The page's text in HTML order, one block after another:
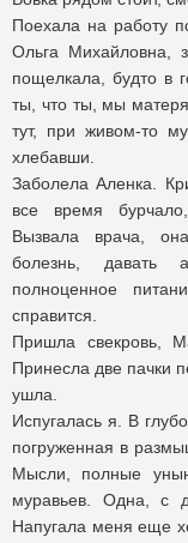
Поехала на работу
Ольга Михайловна,
пощелкала, будто в
ты, что ты, мы
тут, при живом-то
хлебавши.
Заболела Аленка.
все время
Вызвала врача,
болезнь, давать
полноценное
справится.
Пришла свекровь,
Принесла две пачки
ушла.
Испугалась я. В
погруженная в
Мысли, полные
муравьев. Одна, с
Напугала меня еще